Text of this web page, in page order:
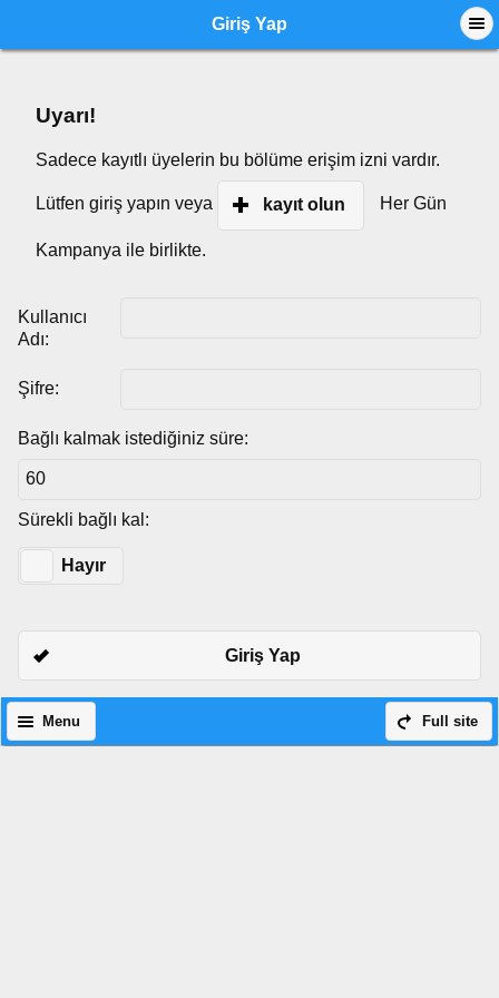
Giriş Yap
Uyarı!
Sadece kayıtlı üyelerin bu bölüme erişim izni vardır.
Lütfen giriş yapın veya kayıt olun Her Gün
Kampanya ile birlikte.
Kullanıcı
Adı:
Şifre:
Bağlı kalmak istediğiniz süre:
Sürekli bağlı kal:
Hayır
Giriş Yap
Full site
Menu